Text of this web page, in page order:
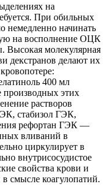
на
При обильных
немедленно начинать
на восполнение ОЦК
Высокая молекулярная
декстранов делают их
400 мл
этих
растворов
стабизол ГЭК,
рефортан ГЭК —
вливаний в
циркулирует в
внутрисосудистое
свойства крови и
смысле коагулопатий.